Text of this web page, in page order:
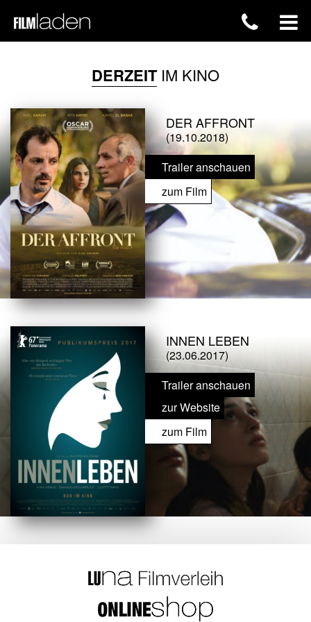
DERZEITIM KINO
DER AFFRONT
(19.10.2018)
Trailer anschauen
zum Film
INNEN LEBEN
(23.06.2017)
Trailer anschauen
zur Website
zum Film